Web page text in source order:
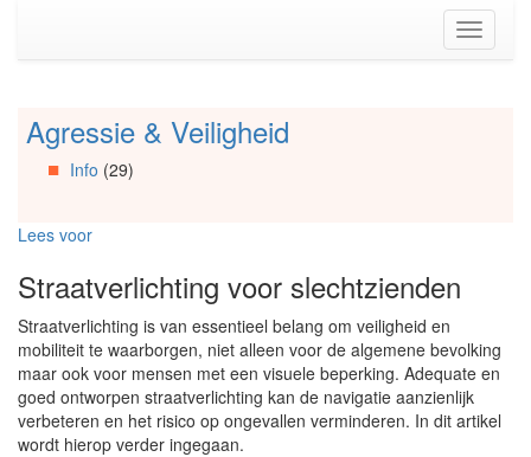
Spring
primaire
zijbalk
(Accesskey
Toggle
Spring
naar
Artikels
Info
naar
Organisaties
Spring
naar
Social
media
Agressie & Veiligheid
Info (29)
Lees voor
Straatverlichting voor slechtzienden
Straatverlichting is van essentieel belang om veiligheid en
mobiliteit te waarborgen, niet alleen voor de algemene bevolking
maar ook voor mensen met een visuele beperking. Adequate en
goed ontworpen straatverlichting kan de navigatie aanzienlijk
verbeteren en het risico op ongevallen verminderen. In dit artikel
wordt hierop verder ingegaan.